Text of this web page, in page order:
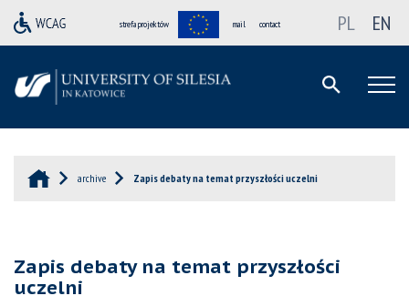
strefa projektów mail contact PL EN
archive Zapis debaty na temat przyszłości uczelni
Zapis debaty na temat przyszłości
uczelni